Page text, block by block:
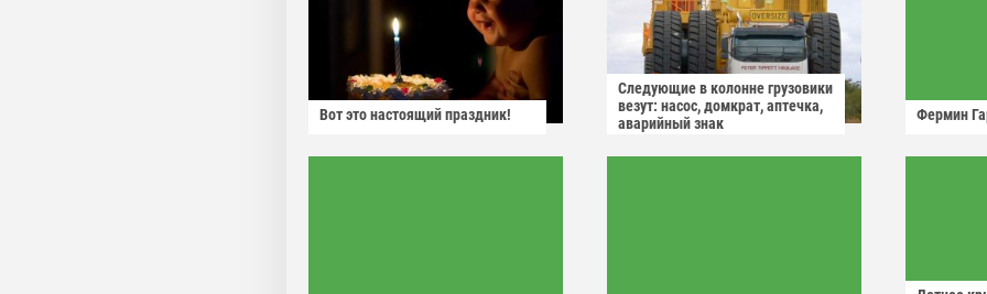
Вот это настоящий праздник!
Следующие в колонне грузовики
везут: насос, домкрат, аптечка,
аварийный знак
Фермин